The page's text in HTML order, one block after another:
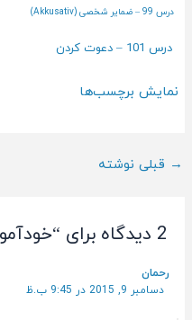
درس 99 – ضمایر شخصی (Akkusativ)
درس 101 – دعوت کردن
نمایش برچسب‌ها
ناوبری
→قبلی نوشته
2 دیدگاه برای “خودآموز زبان آلمانی – درس 98”
رحمان
دسامبر 9, 2015 در 9:45 ب.ظ